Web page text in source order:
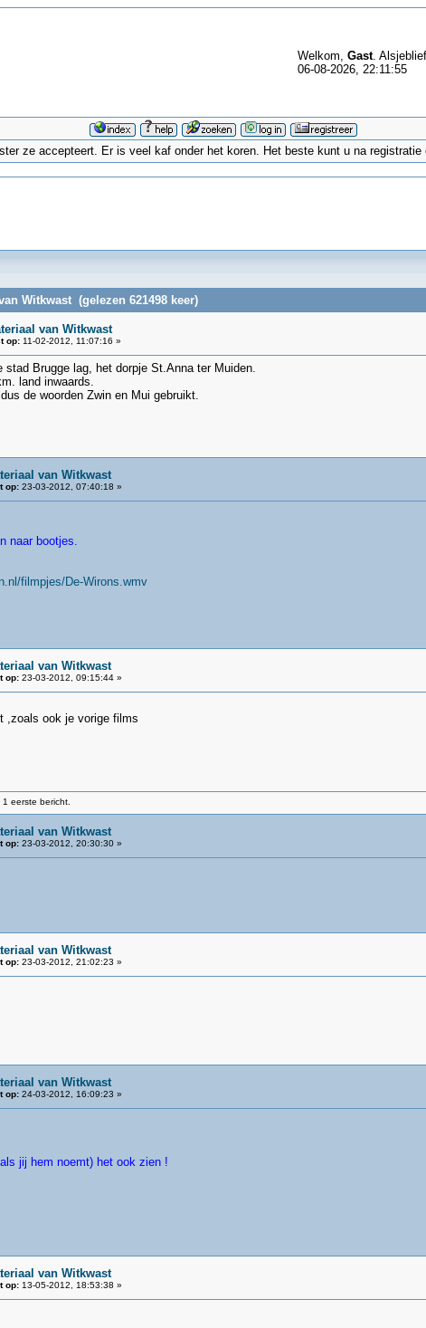
Welkom, Gast.
06-08-2026, 22:11:55
ze accepteert. Er is veel kaf onder het koren. Het beste kunt u na
Witkwast (gelezen 621498 keer)
van Witkwast
op:11-02-2012, 11:07:16 »
stad Brugge lag, het dorpje St.Anna ter Muiden.
land inwaards.
de woorden Zwin en Mui gebruikt.
van Witkwast
op:23-03-2012, 07:40:18 »
naar bootjes.
filmpjes/De-Wirons.wmv
van Witkwast
op:23-03-2012, 09:15:44 »
,zoals ook je vorige films
eerste bericht.
van Witkwast
op:23-03-2012, 20:30:30 »
van Witkwast
op:23-03-2012, 21:02:23 »
van Witkwast
op:24-03-2012, 16:09:23 »
jij hem noemt) het ook zien !
van Witkwast
op:13-05-2012, 18:53:38 »